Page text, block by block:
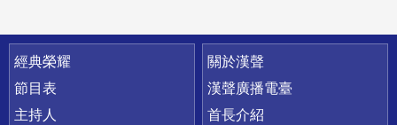
快速連結
經典榮耀
節目表
主持人
關於漢聲
漢聲廣播電臺
首長介紹